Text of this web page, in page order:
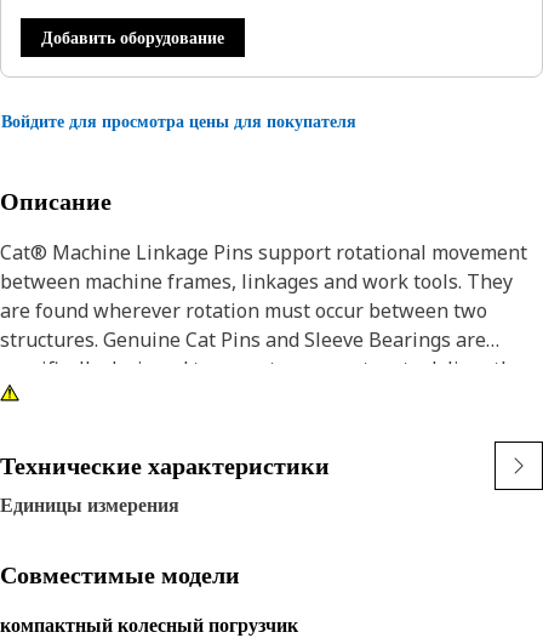
Добавить оборудование
Войдите для просмотра цены для покупателя
Описание
Cat® Machine Linkage Pins support rotational movement
between machine frames, linkages and work tools. They
are found wherever rotation must occur between two
structures. Genuine Cat Pins and Sleeve Bearings are
specifically designed to operate as a system to deliver the
performance you expect. Caterpillar design engineers
treatment, surface treatments and finish to each part to
enable them to work and wear effectively with all the other
neighboring and dependent parts.
Технические характеристики
Единицы измерения
Совместимые модели
компактный колесный погрузчик